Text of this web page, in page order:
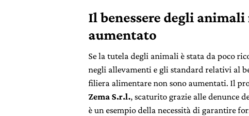
Il benessere degli
aumentato
Se la tutela degli animali è stata da poco
negli allevamenti e gli standard relativi al
filiera alimentare non sono aumentati. Il
Zema S.r.l., scaturito grazie alle denunce
è un esempio della necessità di garantire